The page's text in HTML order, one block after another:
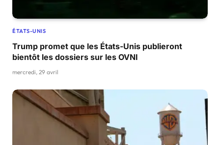
ÉTATS-UNIS
Trump promet que les États-Unis publieront
bientôt les dossiers sur les OVNI
mercredi, 29 avril